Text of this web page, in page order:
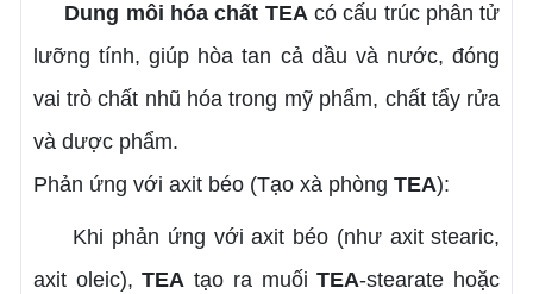
Dung môi hóa chất TEAcó cấu trúc phân tử
lưỡng tính, giúp hòa tan cả dầu và nước, đóng
vai trò chất nhũ hóa trong mỹ phẩm, chất tẩy rửa
và dược phẩm.
Phản ứng với axit béo (Tạo xà phòng TEA):
Khi phản ứng với axit béo (như axit stearic,
axit oleic),TEA tạo ra muốiTEA-stearate hoặc